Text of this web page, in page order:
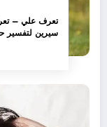
تعرف علي –
سيرين لتفسير